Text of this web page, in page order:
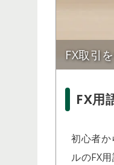
FX取引
FX用
初心者か
ルのFX